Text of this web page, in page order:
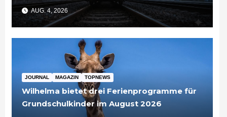
Fortschritte – Projekte abgeschlossen
AUG. 4, 2026
JOURNAL MAGAZIN TOPNEWS
Wilhelma bietet drei Ferienprogramme für
Grundschulkinder im August 2026